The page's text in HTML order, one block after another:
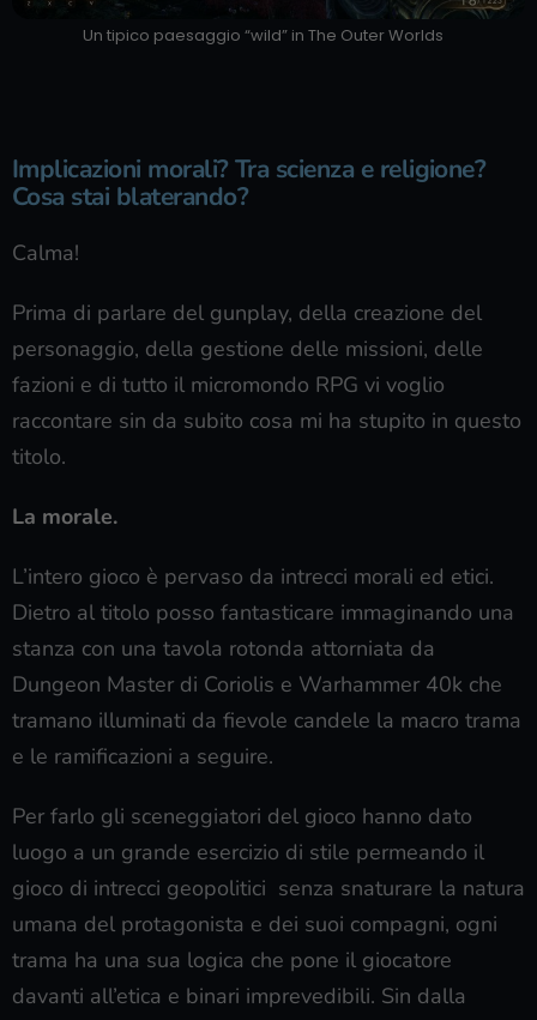
Un tipico paesaggio “wild” in The Outer Worlds
Implicazioni morali? Tra scienza e religione?
Cosa stai blaterando?
Calma!
Prima di parlare del gunplay, della creazione del
personaggio, della gestione delle missioni, delle
fazioni e di tutto il micromondo RPG vi voglio
raccontare sin da subito cosa mi ha stupito in questo
titolo.
La morale.
L’intero gioco è pervaso da intrecci morali ed etici.
Dietro al titolo posso fantasticare immaginando una
stanza con una tavola rotonda attorniata da
Dungeon Master di Coriolis e Warhammer 40k che
tramano illuminati da fievole candele la macro trama
e le ramificazioni a seguire.
Per farlo gli sceneggiatori del gioco hanno dato
luogo a un grande esercizio di stile permeando il
gioco di intrecci geopolitici senza snaturare la natura
umana del protagonista e dei suoi compagni, ogni
trama ha una sua logica che pone il giocatore
davanti all’etica e binari imprevedibili. Sin dalla